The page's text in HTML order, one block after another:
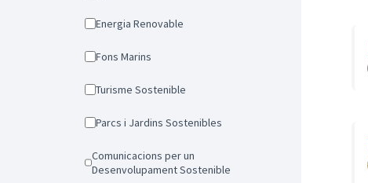
Energia Renovable
Fons Marins
Turisme Sostenible
Parcs i Jardins Sostenibles
Comunicacions per un
Desenvolupament Sostenible